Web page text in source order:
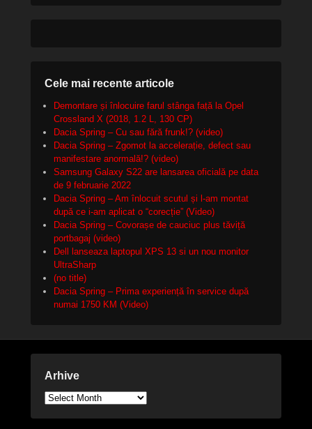
Cele mai recente articole
Demontare și înlocuire farul stânga față la Opel
Crossland X (2018, 1.2 L, 130 CP)
Dacia Spring – Cu sau fără frunk!? (video)
Dacia Spring – Zgomot la accelerație, defect sau
manifestare anormală!? (video)
Samsung Galaxy S22 are lansarea oficială pe data
de 9 februarie 2022
Dacia Spring – Am înlocuit scutul și l-am montat
după ce i-am aplicat o “corecție” (Video)
Dacia Spring – Covorașe de cauciuc plus tăviță
portbagaj (video)
Dell lanseaza laptopul XPS 13 si un nou monitor
UltraSharp
(no title)
Dacia Spring – Prima experiență în service după
numai 1750 KM (Video)
Arhive
Arhive